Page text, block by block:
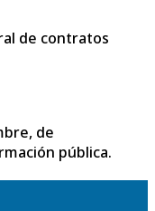
de contratos
de
pública.